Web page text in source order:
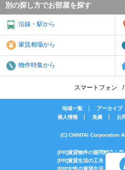
別の探し方でお部屋を探す
沿線・駅から
家賃相場から
物件特集から
スマートフォン
地域一覧 アーカイブ
個人情報
免責 お
(C) CHINTAI Corporation
[PR]賃貸物件の疑問解決！
[PR]賃貸生活の工夫を紹介！
[PR]女性の賃貸生活を応援